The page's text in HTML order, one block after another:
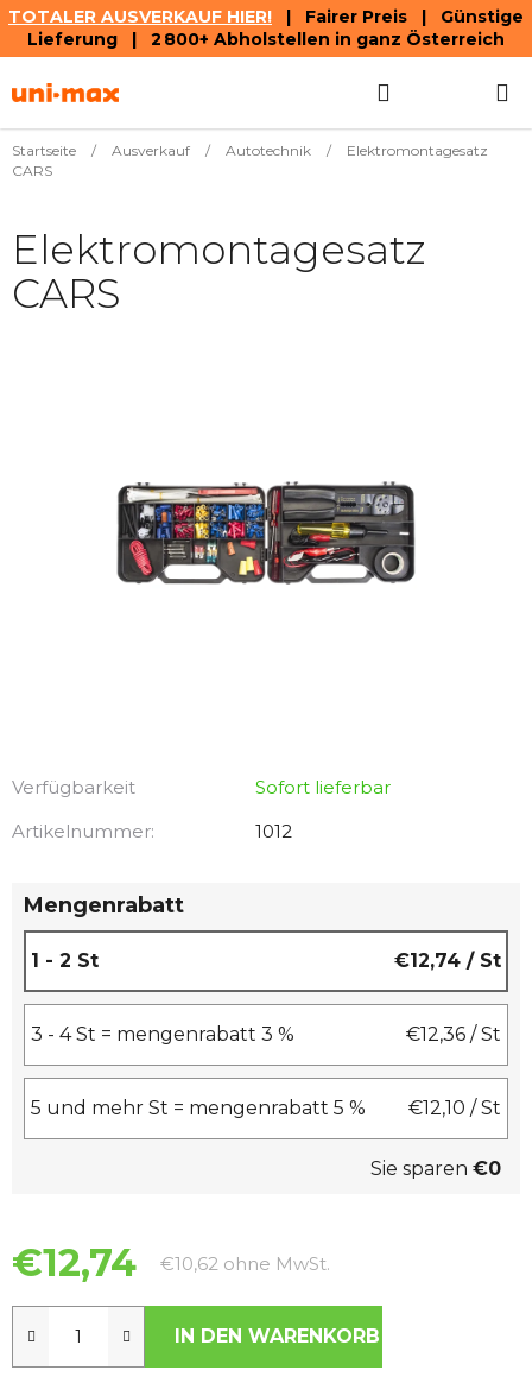
TOTALER AUSVERKAUF HIER! | Fairer Preis | Günstige
Lieferung | 2 800+ Abholstellen in ganz Österreich
Inhalt
Startseite / Ausverkauf / Autotechnik /
Elektromontagesatz
CARS
Verfügbarkeit
Sofort lieferbar
Artikelnummer:
1012
Mengenrabatt
1 - 2 St €12,74 / St
3 - 4 St = mengenrabatt 3 % €12,36 / St
5 und mehr St = mengenrabatt 5 % €12,10 / St
Sie sparen €0
€12,74 €10,62 ohne MwSt.
IN DEN WARENKORB
Elektromontagesatz
CARS